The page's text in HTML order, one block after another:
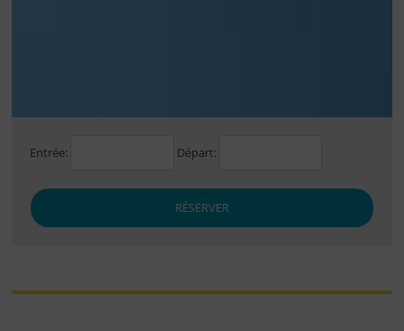
Entrée: Départ:
RÉSERVER